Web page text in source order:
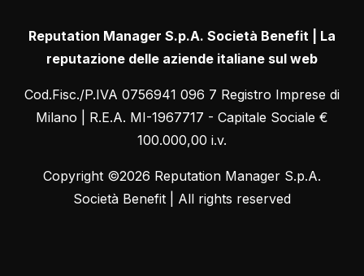
Reputation Manager S.p.A. Società Benefit | La
reputazione delle aziende italiane sul web
Cod.Fisc./P.IVA 0756941 096 7 Registro Imprese di
Milano | R.E.A. MI-1967717 - Capitale Sociale €
100.000,00 i.v.
Copyright ©2026 Reputation Manager S.p.A.
Società Benefit | All rights reserved